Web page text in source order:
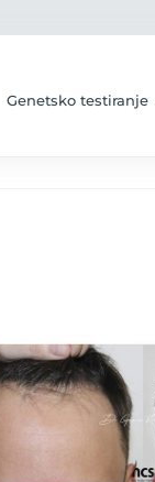
Genetsko testiranje